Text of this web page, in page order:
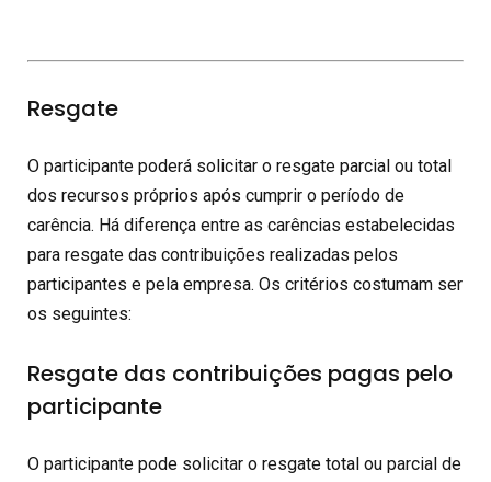
Resgate
O participante poderá solicitar o resgate parcial ou total
dos recursos próprios após cumprir o período de
carência. Há diferença entre as carências estabelecidas
para resgate das contribuições realizadas pelos
participantes e pela empresa. Os critérios costumam ser
os seguintes:
Resgate das contribuições pagas pelo
participante
O participante pode solicitar o resgate total ou parcial de